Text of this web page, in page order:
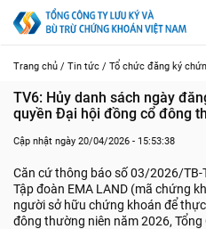
Trang chủ / Tin tức / Tổ chức đăng ký
TV6: Hủy danh sách ngày
quyền Đại hội đồng cổ đông
Cập nhật ngày 20/04/2026 - 15:53:38
Căn cứ thông báo số 03/2026/
Tập đoàn EMA LAND (mã chứng
người sở hữu chứng khoán để
đông thường niên năm 2026,